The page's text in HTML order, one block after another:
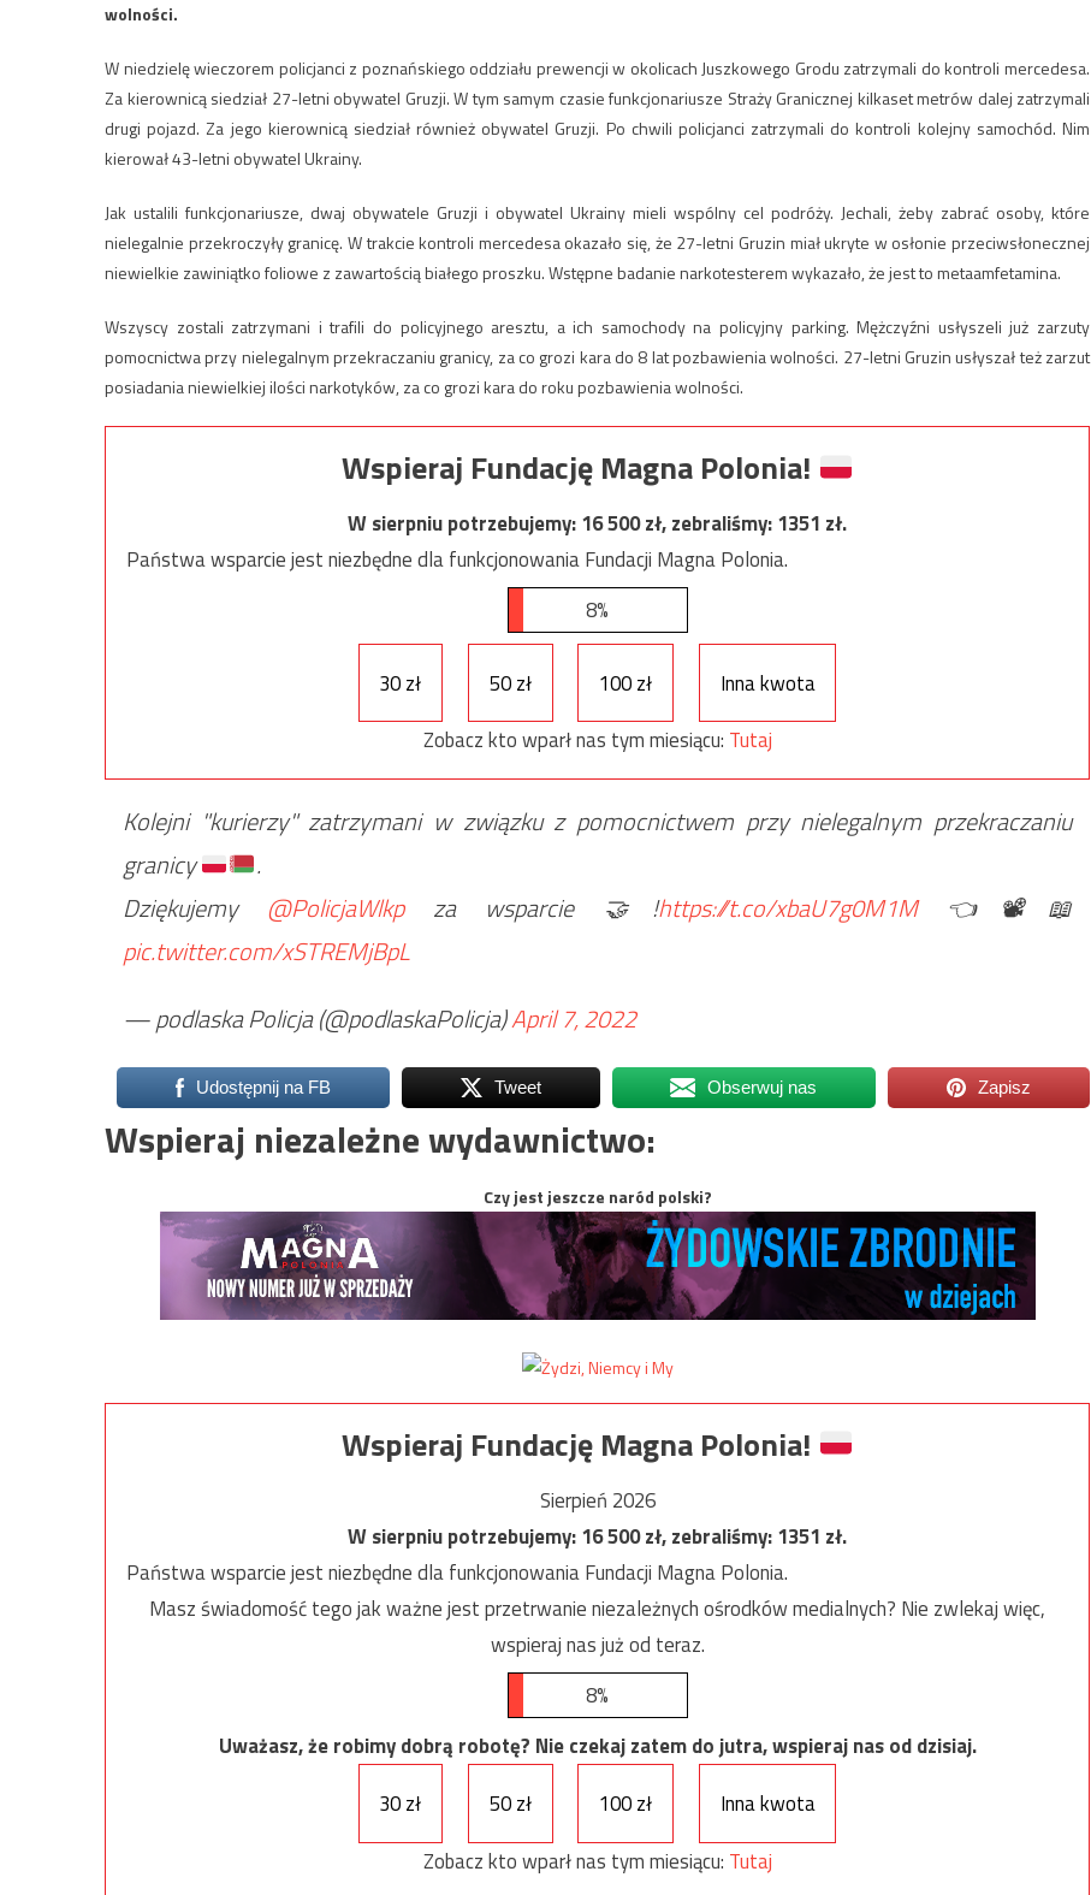
wolności.
W niedzielę wieczorem policjanci z poznańskiego oddziału prewencji w okolicach Juszkowego Grodu zatrzymali do kontroli mercedesa.
Za kierownicą siedział 27-letni obywatel Gruzji. W tym samym czasie funkcjonariusze Straży Granicznej kilkaset metrów dalej zatrzymali
drugi pojazd. Za jego kierownicą siedział również obywatel Gruzji. Po chwili policjanci zatrzymali do kontroli kolejny samochód. Nim
kierował 43-letni obywatel Ukrainy.
Jak ustalili funkcjonariusze, dwaj obywatele Gruzji i obywatel Ukrainy mieli wspólny cel podróży. Jechali, żeby zabrać osoby, które
nielegalnie przekroczyły granicę. W trakcie kontroli mercedesa okazało się, że 27-letni Gruzin miał ukryte w osłonie przeciwsłonecznej
niewielkie zawiniątko foliowe z zawartością białego proszku. Wstępne badanie narkotesterem wykazało, że jest to metaamfetamina.
Wszyscy zostali zatrzymani i trafili do policyjnego aresztu, a ich samochody na policyjny parking. Mężczyźni usłyszeli już zarzuty
pomocnictwa przy nielegalnym przekraczaniu granicy, za co grozi kara do 8 lat pozbawienia wolności. 27-letni Gruzin usłyszał też zarzut
posiadania niewielkiej ilości narkotyków, za co grozi kara do roku pozbawienia wolności.
Wspieraj Fundację Magna Polonia!
W sierpniu potrzebujemy:16 500zł, zebraliśmy:1351 zł.
Państwa wsparcie jest niezbędne dla funkcjonowania Fundacji Magna Polonia.
8%
30 zł 50 zł 100 zł
Inna kwota
Zobacz kto wparł nas tym miesiącu: Tutaj
Kolejni "kurierzy" zatrzymani w związku z pomocnictwem przy nielegalnym przekraczaniu
granicy
.
Dziękujemy @PolicjaWlkpza wsparcie 🤝!https://t.co/xbaU7g0M1M👈📽📖
pic.twitter.com/xSTREMjBpL
— podlaska Policja (@podlaskaPolicja)April 7, 2022
Udostępnij na FB Tweet Obserwuj nas Zapisz
Wspieraj niezależne wydawnictwo:
Czy jest jeszcze naród polski?
Wspieraj Fundację Magna Polonia!
Sierpień 2026
W sierpniu potrzebujemy:16 500zł, zebraliśmy:1351 zł.
Państwa wsparcie jest niezbędne dla funkcjonowania Fundacji Magna Polonia.
Masz świadomość tego jak ważne jest przetrwanie niezależnych ośrodków medialnych? Nie zwlekaj więc,
wspieraj nas już od teraz.
8%
Uważasz, że robimy dobrą robotę? Nie czekaj zatem do jutra, wspieraj nas od dzisiaj.
30 zł
50 zł 100 zł
Inna kwota
Zobacz kto wparł nas tym miesiącu: Tutaj